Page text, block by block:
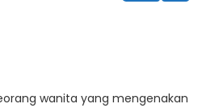
wanita yang mengenakan